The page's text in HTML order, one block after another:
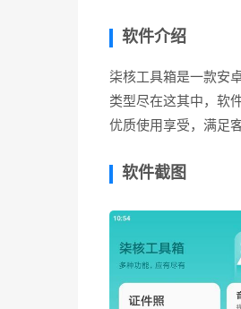
软件介绍
柒核工具箱是一款安
类型尽在这其中，软
优质使用享受，满足
软件截图